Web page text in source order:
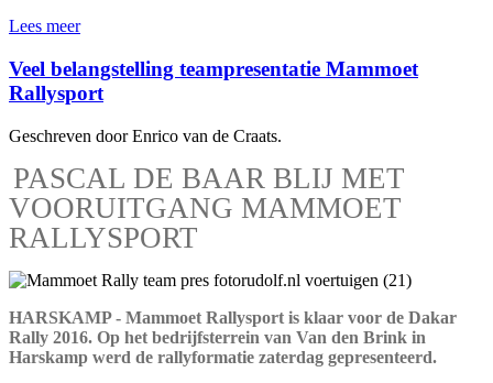
Lees meer
Veel belangstelling teampresentatie Mammoet
Rallysport
Geschreven door Enrico van de Craats.
PASCAL DE BAAR BLIJ MET
VOORUITGANG MAMMOET
RALLYSPORT
HARSKAMP - Mammoet Rallysport is klaar voor de Dakar
Rally 2016. Op het bedrijfsterrein van Van den Brink in
Harskamp werd de rallyformatie zaterdag gepresenteerd.